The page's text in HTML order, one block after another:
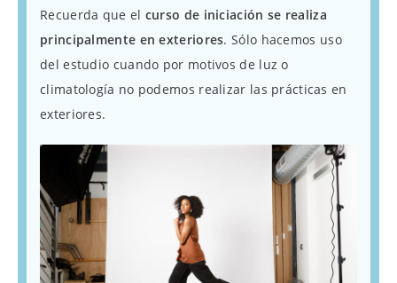
Recuerda que el curso de iniciación se realiza
principalmente en exteriores. Sólo hacemos uso
del estudio cuando por motivos de luz o
climatología no podemos realizar las prácticas en
exteriores.